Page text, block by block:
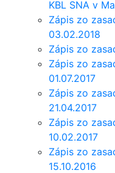
KBL SNA v
Zápis zo
03.02.2018
Zápis zo
Zápis zo
01.07.2017
Zápis zo
21.04.2017
Zápis zo
10.02.2017
Zápis zo
15.10.2016